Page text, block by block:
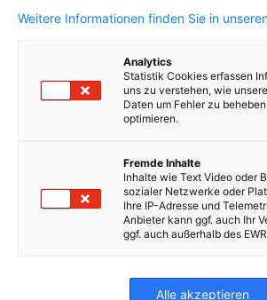
de mineral oxidado de oro.
German Chamber of Commerce and
Chamber of Commerce
AHK.de
Weitere Informationen finden Sie in
Analytics
Statistik Cookies erfassen
uns zu verstehen, wie
Daten um Fehler zu
optimieren.
Fremde Inhalte
Inhalte wie Text Video oder
sozialer Netzwerke oder
Ihre IP-Adresse und
Anbieter kann ggf. auch Ihr
ggf. auch außerhalb des
Alle akzeptieren